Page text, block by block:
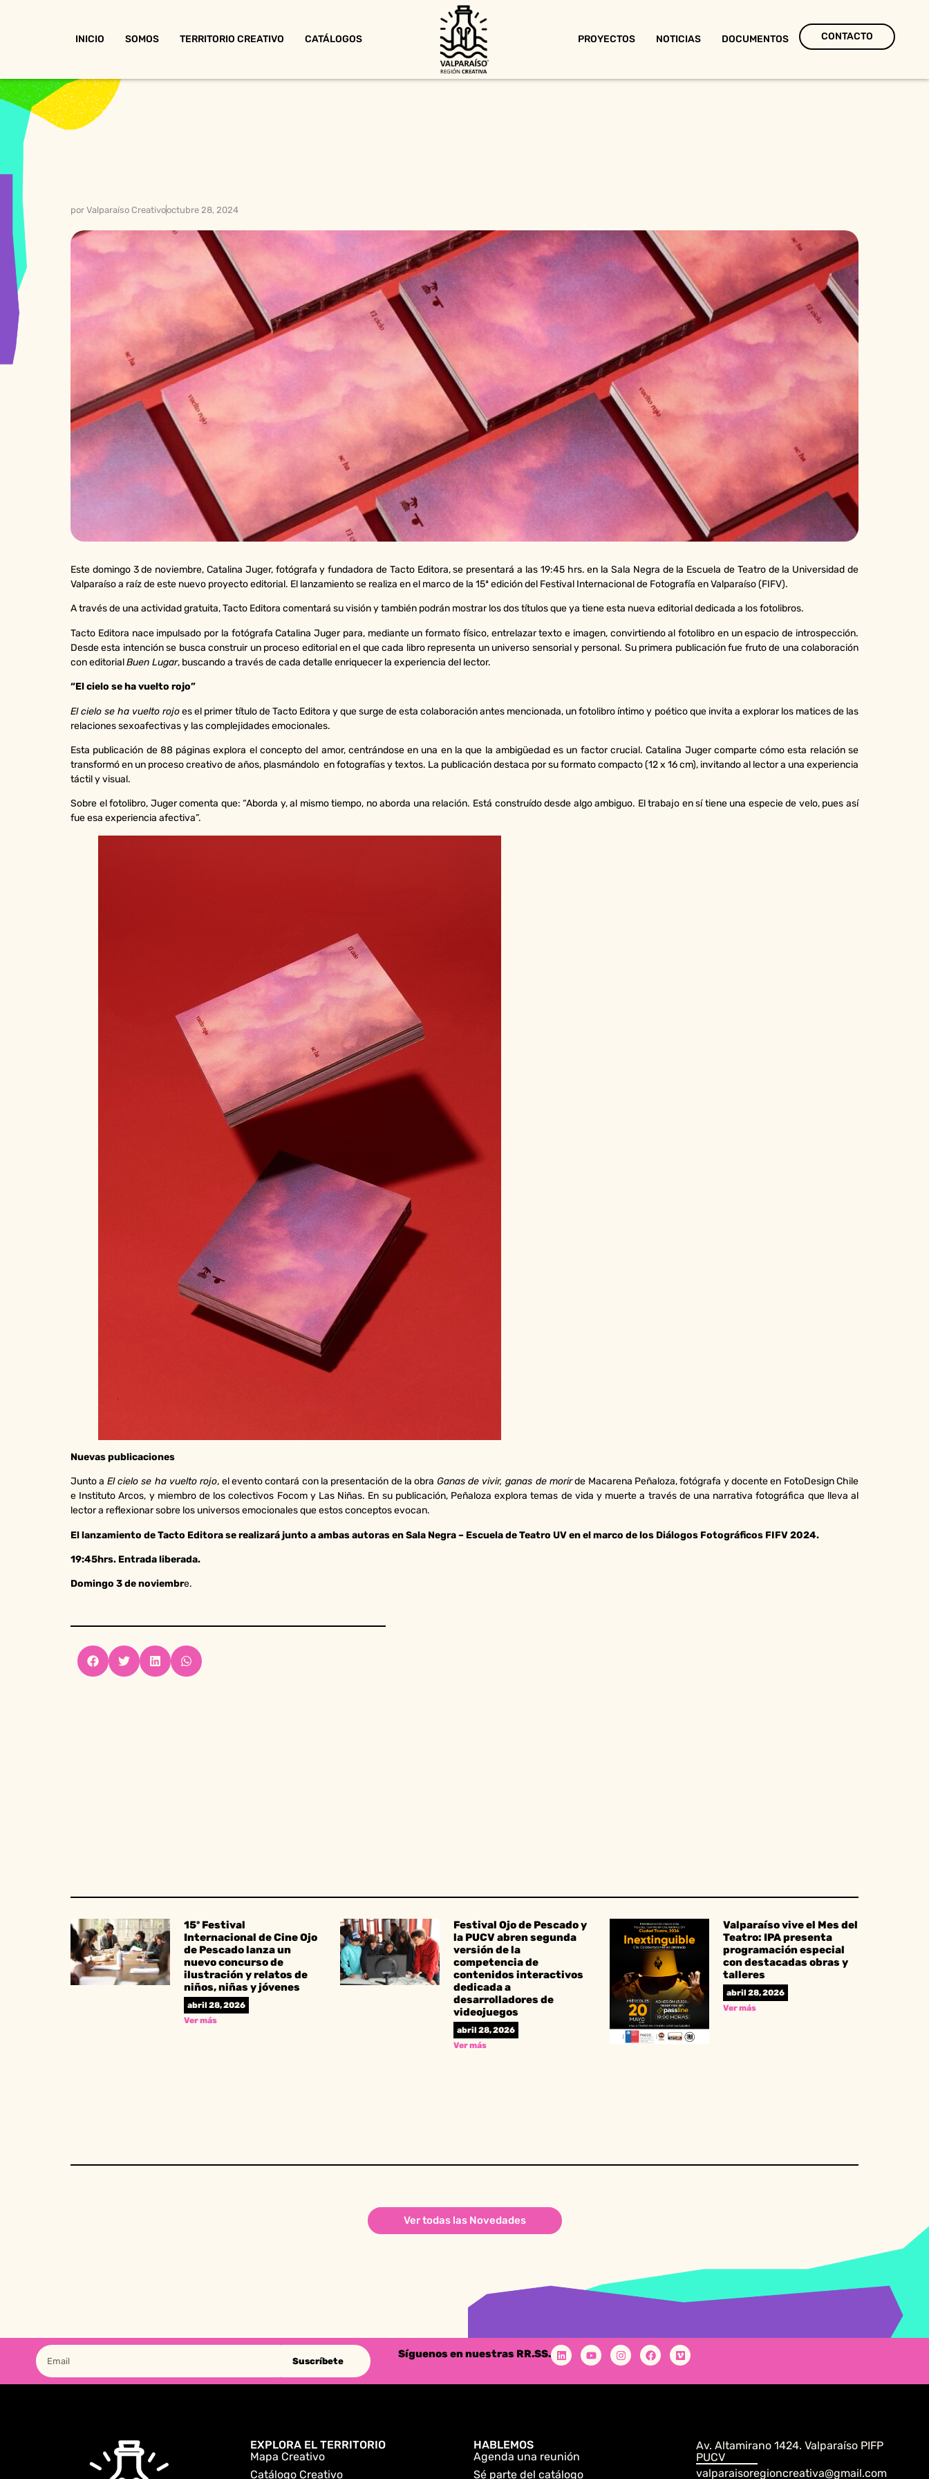
INICIO SOMOS TERRITORIO CREATIVO CATÁLOGOS PROYECTOS NOTICIAS DOCUMENTOS CONTACTO
por Valparaíso Creativooctubre 28, 2024
Este domingo 3 de noviembre, Catalina Juger, fotógrafa y fundadora de Tacto Editora, se presentará a las 19:45 hrs. en la Sala Negra de la Escuela de Teatro de la Universidad de
Valparaíso a raíz de este nuevo proyecto editorial. El lanzamiento se realiza en el marco de la 15ª edición del Festival Internacional de Fotografía en Valparaíso (FIFV).
A través de una actividad gratuita, Tacto Editora comentará su visión y también podrán mostrar los dos títulos que ya tiene esta nueva editorial dedicada a los fotolibros.
Tacto Editora nace impulsado por la fotógrafa Catalina Juger para, mediante un formato físico, entrelazar texto e imagen, convirtiendo al fotolibro en un espacio de introspección.
Desde esta intención se busca construir un proceso editorial en el que cada libro representa un universo sensorial y personal. Su primera publicación fue fruto de una colaboración
con editorialBuen Lugar, buscando a través de cada detalle enriquecer la experiencia del lector.
“El cielo se ha vuelto rojo”
El cielo se ha vuelto rojoes el primer título de Tacto Editora y que surge de esta colaboración antes mencionada, un fotolibro íntimo y poético que invita a explorar los matices de las
relaciones sexoafectivas y las complejidades emocionales.
Esta publicación de 88 páginas explora el concepto del amor, centrándose en una en la que la ambigüedad es un factor crucial. Catalina Juger comparte cómo esta relación se
transformó en un proceso creativo de años, plasmándolo en fotografías y textos. La publicación destaca por su formato compacto (12 x 16 cm), invitando al lector a una experiencia
táctil y visual.
Sobre el fotolibro, Juger comenta que: “Aborda y, al mismo tiempo, no aborda una relación. Está construído desde algo ambiguo. El trabajo en sí tiene una especie de velo, pues así
fue esa experiencia afectiva”.
Nuevas publicaciones
Junto a El cielo se ha vuelto rojo, el evento contará con la presentación de la obra Ganas de vivir, ganas de morirde Macarena Peñaloza, fotógrafa y docente en FotoDesign Chile
e Instituto Arcos, y miembro de los colectivos Focom y Las Niñas. En su publicación, Peñaloza explora temas de vida y muerte a través de una narrativa fotográfica que lleva al
lector a reflexionar sobre los universos emocionales que estos conceptos evocan.
El lanzamiento de Tacto Editora se realizará junto a ambas autoras en Sala Negra – Escuela de Teatro UV en el marco de los Diálogos Fotográficos FIFV 2024.
19:45hrs. Entrada liberada.
Domingo 3 de noviembre.
15º Festival
Internacional de Cine Ojo
de Pescado lanza un
nuevo concurso de
ilustración y relatos de
niños, niñas y jóvenes
abril 28, 2026
Ver más
Festival Ojo de Pescado y
la PUCV abren segunda
versión de la
competencia de
contenidos interactivos
dedicada a
desarrolladores de
videojuegos
abril 28, 2026
Ver más
Valparaíso vive el Mes del
Teatro: IPA presenta
programación especial
con destacadas obras y
talleres
abril 28, 2026
Ver más
Ver todas las Novedades
Suscríbete
Síguenos en nuestras RR.SS.
EXPLORA EL TERRITORIO
Mapa Creativo
Catálogo Creativo
HABLEMOS
Agenda una reunión
Sé parte del catálogo
Av. Altamirano 1424. Valparaíso PIFP
PUCV
valparaisoregioncreativa@gmail.com